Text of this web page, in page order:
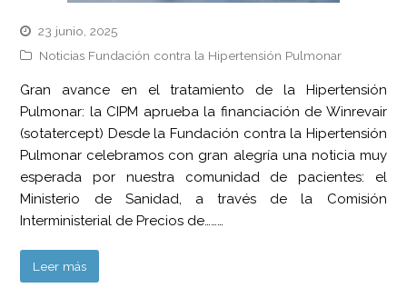
23 junio, 2025
Noticias Fundación contra la Hipertensión Pulmonar
Gran avance en el tratamiento de la Hipertensión
Pulmonar: la CIPM aprueba la financiación de Winrevair
(sotatercept) Desde la Fundación contra la Hipertensión
Pulmonar celebramos con gran alegría una noticia muy
esperada por nuestra comunidad de pacientes: el
Ministerio de Sanidad, a través de la Comisión
Interministerial de Precios de………
Leer más